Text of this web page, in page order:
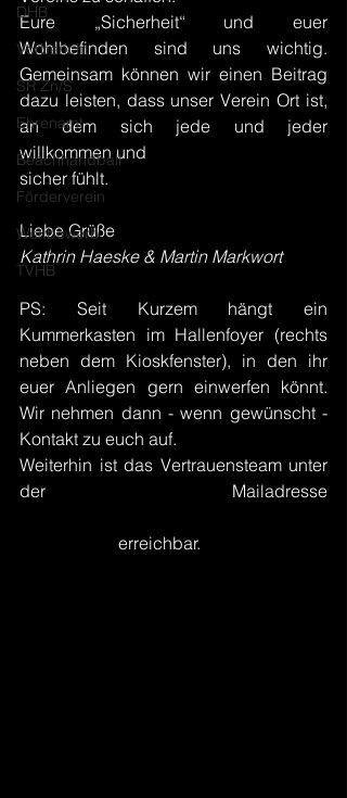
DHB
Vorbericht
SR Zn/S
Ehrenamt
Beachhandball
Förderverein
Wettbewerb
TVHB
Eure „Sicherheit“ und euer
Wohlbefinden sind uns wichtig.
Gemeinsam können wir einen Beitrag
dazu leisten, dass unser Verein Ort ist,
an dem sich jede und jeder
willkommen und
sicher fühlt.
Liebe Grüße
Kathrin Haeske & Martin Markwort
PS: Seit Kurzem hängt ein
Kummerkasten im Hallenfoyer (rechts
neben dem Kioskfenster), in den ihr
euer Anliegen gern einwerfen könnt.
Wir nehmen dann - wenn gewünscht -
Kontakt zu euch auf.
Weiterhin ist das Vertrauensteam unter
der Mailadresse
erreichbar.